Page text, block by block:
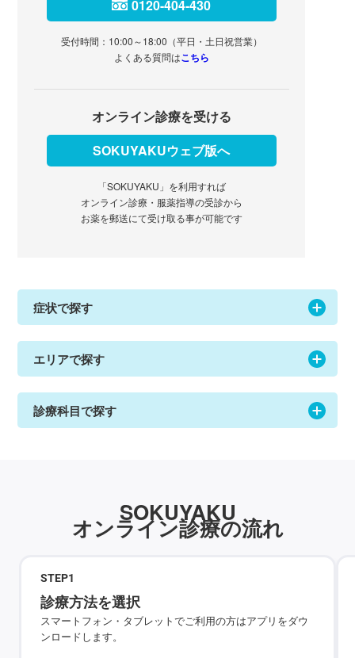
0120-404-430
受付時間：10:00～18:00（平日・土日祝営業）
よくある質問はこちら
オンライン診療を受ける
SOKUYAKUウェブ版へ
「SOKUYAKU」を利用すれば
オンライン診療・服薬指導の受診から
お薬を郵送にて受け取る事が可能です
症状で探す
エリアで探す
診療科目で探す
SOKUYAKU
オンライン診療の流れ
STEP1
診療方法を選択
スマートフォン・タブレットでご利用の方はアプリをダウ
ンロードします。